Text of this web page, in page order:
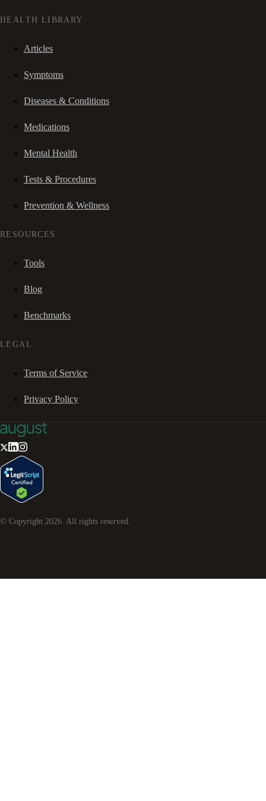
HEALTH LIBRARY
Articles
Symptoms
Diseases & Conditions
Medications
Mental Health
Tests & Procedures
Prevention & Wellness
RESOURCES
Tools
Blog
Benchmarks
LEGAL
Terms of Service
Privacy Policy
© Copyright 2026 . All rights reserved.